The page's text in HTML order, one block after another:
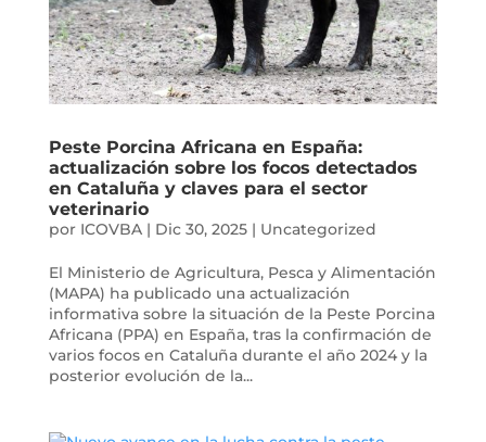
Peste Porcina Africana en España:
actualización sobre los focos detectados
en Cataluña y claves para el sector
veterinario
por ICOVBA| Dic 30, 2025| Uncategorized
El Ministerio de Agricultura, Pesca y Alimentación
(MAPA) ha publicado una actualización
informativa sobre la situación de la Peste Porcina
Africana (PPA) en España, tras la confirmación de
varios focos en Cataluña durante el año 2024 y la
posterior evolución de la...